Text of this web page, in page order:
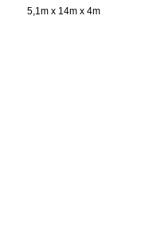
5,1m x 14m x 4m